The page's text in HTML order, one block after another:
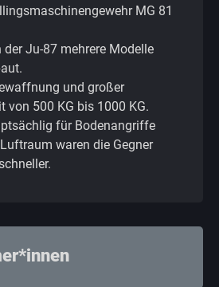
MG 81
der Ju-87 mehrere Modelle
und großer
von 500 KG bis 1000 KG.
für Bodenangriffe
waren die Gegner